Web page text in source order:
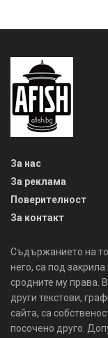
За нас
За реклама
Поверителност
За контакт
Съдържанието на
него, са под
сродните му права.
други текстови,
сайта, са
посочено друго.